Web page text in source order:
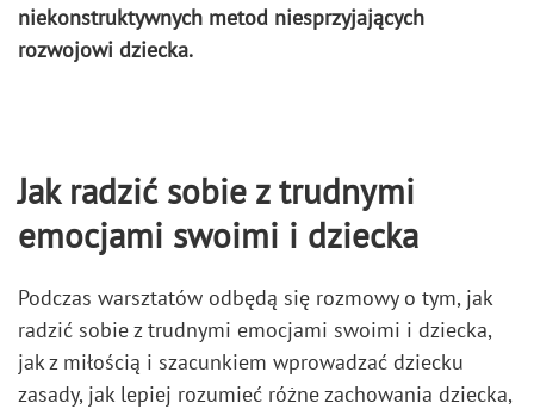
niekonstruktywnych metod niesprzyjających
rozwojowi dziecka.
Jak radzić sobie z trudnymi
emocjami swoimi i dziecka
Podczas warsztatów odbędą się rozmowy o tym, jak
radzić sobie z trudnymi emocjami swoimi i dziecka,
jak z miłością i szacunkiem wprowadzać dziecku
zasady, jak lepiej rozumieć różne zachowania dziecka,